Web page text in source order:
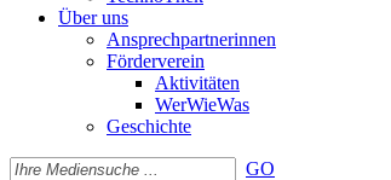
Über uns
Ansprechpartnerinnen
Förderverein
Aktivitäten
WerWieWas
Geschichte
GO